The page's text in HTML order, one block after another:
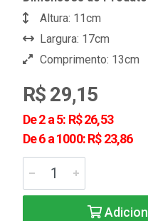
Altura: 11cm
Largura: 17cm
Comprimento: 13cm
R$ 29,15
De 2 a 5: R$ 26,53
De 6 a 1000: R$ 23,86